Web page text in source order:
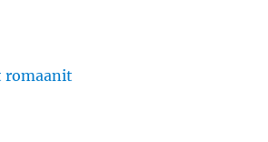
romaanit